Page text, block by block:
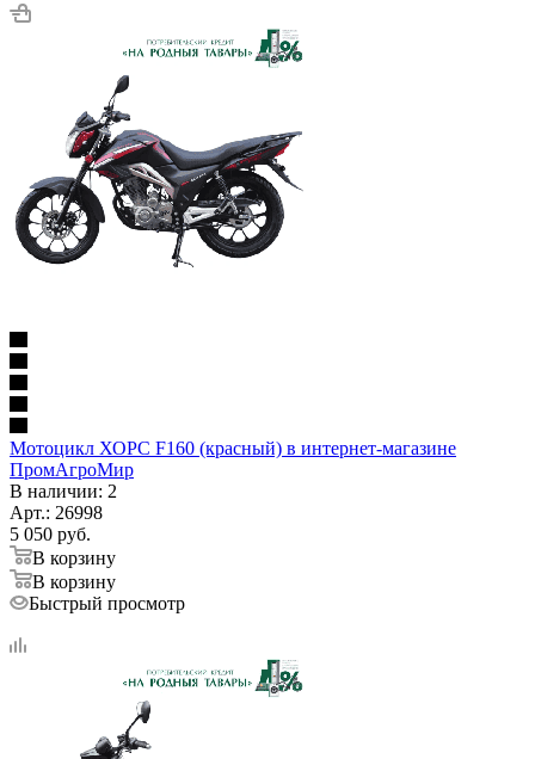
Мотоцикл ХОРС F160 (красный) в интернет-магазине
ПромАгроМир
В наличии: 2
Арт.: 26998
5 050 руб.
В корзину
В корзину
Быстрый просмотр